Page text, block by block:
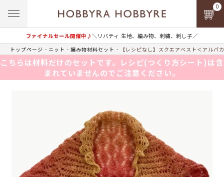
ファイナルセール開催中♪＼リバティ 生地、編み物、刺繍、刺し子／
0
トップページ ニット 編み物材料セット 【レシピなし】スクエアベスト＜アルパ
こちらは材料だけのセットです。レシピ(つくり方シート)は含
まれていませんのでご注意ください。